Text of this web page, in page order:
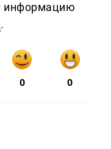
информацию
.
0 0